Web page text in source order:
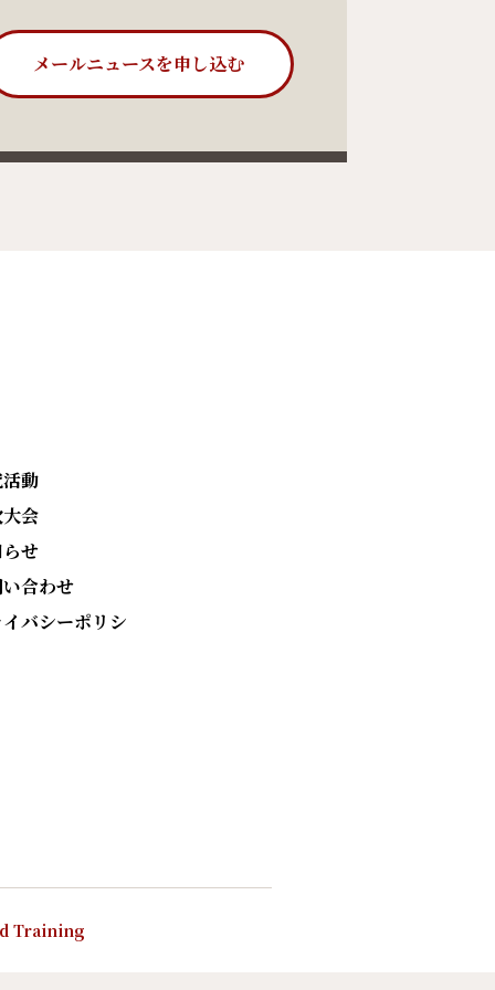
メールニュースを申し込む
動
会
せ
合わせ
バシーポリシ
Training